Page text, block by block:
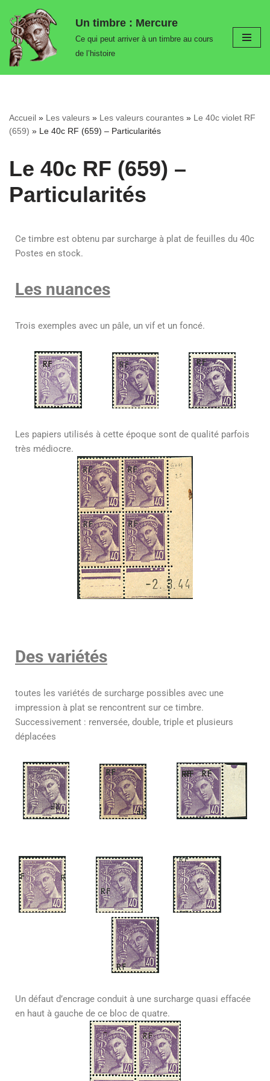
Aller
au
contenu
Un timbre : Mercure
Ce qui peut arriver à un timbre au cours
de l’histoire
Accueil » Les valeurs » Les valeurs courantes » Le 40c violet RF
(659) » Le 40c RF (659) – Particularités
Le 40c RF (659) –
Particularités
Ce timbre est obtenu par surcharge à plat de feuilles du 40c
Postes en stock.
Les nuances
Trois exemples avec un pâle, un vif et un foncé.
Les papiers utilisés à cette époque sont de qualité parfois
très médiocre.
Des variétés
toutes les variétés de surcharge possibles avec une
impression à plat se rencontrent sur ce timbre.
Successivement : renversée, double, triple et plusieurs
déplacées
Un défaut d’encrage conduit à une surcharge quasi effacée
en haut à gauche de ce bloc de quatre.